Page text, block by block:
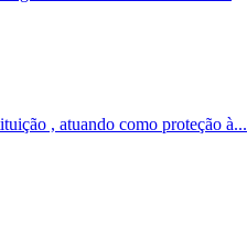
, atuando como proteção à...